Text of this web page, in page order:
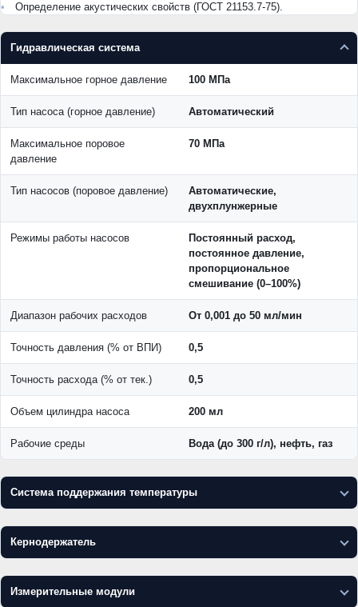
Определение акустических свойств (ГОСТ 21153.7-75).
Гидравлическая система
Максимальное горное давление 100 МПа
Тип насоса (горное давление) Автоматический
Максимальное поровое
давление
70 МПа
Тип насосов (поровое давление)
Автоматические,
двухплунжерные
Режимы работы насосов
Постоянный расход,
постоянное давление,
пропорциональное
смешивание (0–100%)
Диапазон рабочих расходов От 0,001 до 50 мл/мин
Точность давления (% от ВПИ) 0,5
Точность расхода (% от тек.) 0,5
Объем цилиндра насоса 200 мл
Рабочие среды Вода (до 300 г/л), нефть, газ
Система поддержания температуры
Диапазон рабочих температур От +5 до +150 °С
Точность системы ±1 °С
Точность в кернодержателе
Кернодержатель
Тип Хасслера
Измерительные модули